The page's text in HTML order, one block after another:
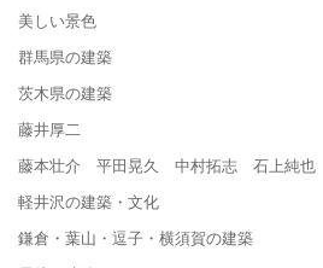
美しい景色
群馬県の建築
茨木県の建築
藤井厚二
藤本壮介 平田晃久 中村拓志 石上純也
軽井沢の建築・文化
鎌倉・葉山・逗子・横須賀の建築